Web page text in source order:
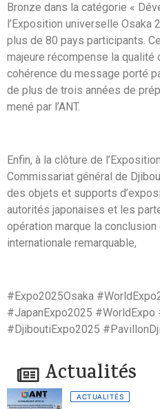
Bronze dans la catégorie «
l’Exposition universelle Osaka
plus de 80 pays participants.
majeure récompense la qualité
cohérence du message porté
de plus de trois années de
mené par l’ANT.
Enfin, à la clôture de
Commissariat général de
des objets et supports
autorités japonaises et les
opération marque la conclusion
internationale remarquable,
#Expo2025Osaka
#JapanExpo2025
#DjiboutiExpo2025
Actualités
ACTUALITÉS